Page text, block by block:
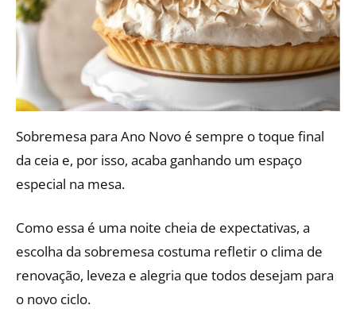
Sobremesa para Ano Novo é sempre o toque final
da ceia e, por isso, acaba ganhando um espaço
especial na mesa.
Como essa é uma noite cheia de expectativas, a
escolha da sobremesa costuma refletir o clima de
renovação, leveza e alegria que todos desejam para
o novo ciclo.